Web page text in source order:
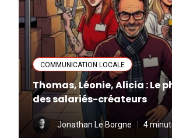
COMMUNICATION LOCALE
Thomas, Léonie, Alicia : Le
des salariés-créateurs
Jonathan Le Borgne 4